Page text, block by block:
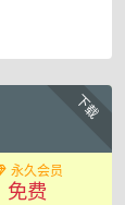
下载
永久会员
免费